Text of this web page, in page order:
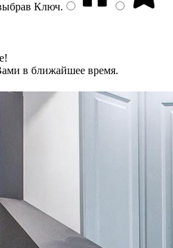
Ключ.
в ближайшее время.